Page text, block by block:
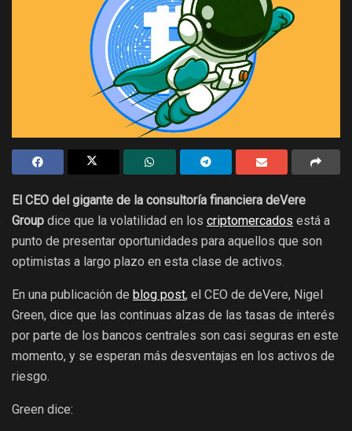
El CEO del gigante de la consultoría financiera deVere
Group dice que la volatilidad en los criptomercados está a
punto de presentar oportunidades para aquellos que son
optimistas a largo plazo en esta clase de activos.
En una publicación de blog post, el CEO de deVere, Nigel
Green, dice que las continuas alzas de las tasas de interés
por parte de los bancos centrales son casi seguras en este
momento, y se esperan más desventajas en los activos de
riesgo.
Green dice: